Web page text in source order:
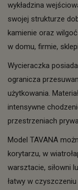
wykładzina
swojej strukturze
kamienie oraz
w domu, firmie,
Wycieraczka posiada
ogranicza
użytkowania.
intensywne
przestrzeniach
Model TAVANA
korytarzu, w
warsztacie, siłowni
łatwy w